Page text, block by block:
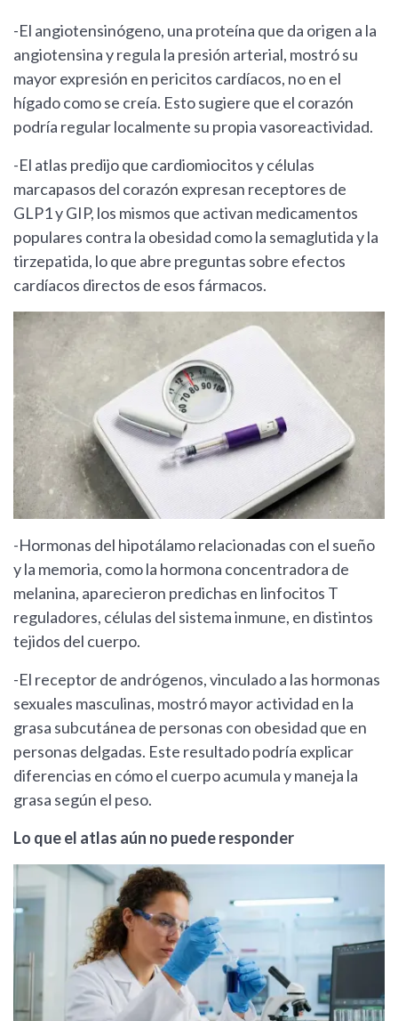
-El angiotensinógeno, una proteína que da origen a la
angiotensina y regula la presión arterial, mostró su
mayor expresión en pericitos cardíacos, no en el
hígado como se creía. Esto sugiere que el corazón
podría regular localmente su propia vasoreactividad.
-El atlas predijo que cardiomiocitos y células
marcapasos del corazón expresan receptores de
GLP1 y GIP, los mismos que activan medicamentos
populares contra la obesidad como la semaglutida y la
tirzepatida, lo que abre preguntas sobre efectos
cardíacos directos de esos fármacos.
-Hormonas del hipotálamo relacionadas con el sueño
y la memoria, como la hormona concentradora de
melanina, aparecieron predichas en linfocitos T
reguladores, células del sistema inmune, en distintos
tejidos del cuerpo.
-El receptor de andrógenos, vinculado a las hormonas
sexuales masculinas, mostró mayor actividad en la
grasa subcutánea de personas con obesidad que en
personas delgadas. Este resultado podría explicar
diferencias en cómo el cuerpo acumula y maneja la
grasa según el peso.
Lo que el atlas aún no puede responder